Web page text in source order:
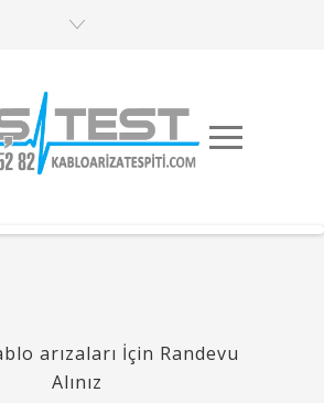
arızaları İçin Randevu
Alınız